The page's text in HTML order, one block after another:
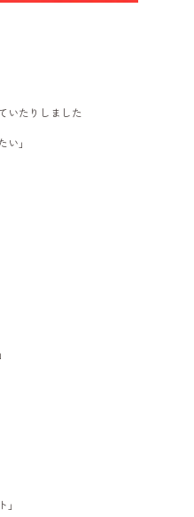
いたりしました
」